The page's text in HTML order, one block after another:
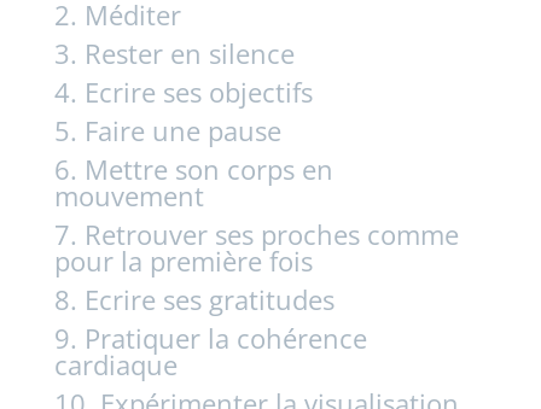
2. Méditer
3. Rester en silence
4. Ecrire ses objectifs
5. Faire une pause
6. Mettre son corps en
mouvement
7. Retrouver ses proches comme
pour la première fois
8. Ecrire ses gratitudes
9. Pratiquer la cohérence
cardiaque